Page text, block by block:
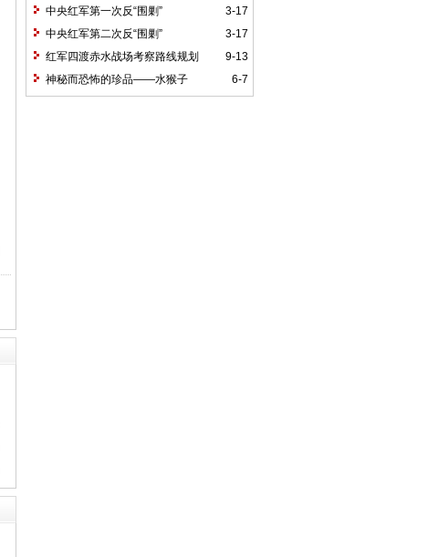
山召开
3-17
中央红军第一次反“围剿”
3-17
中央红军第二次反“围剿”
9-13
红军四渡赤水战场考察路线规划
6-7
神秘而恐怖的珍品——水猴子